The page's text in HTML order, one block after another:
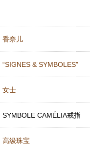
香奈儿
“SIGNES & SYMBOLES”
女士
SYMBOLE CAMÉLIA戒指
高级珠宝